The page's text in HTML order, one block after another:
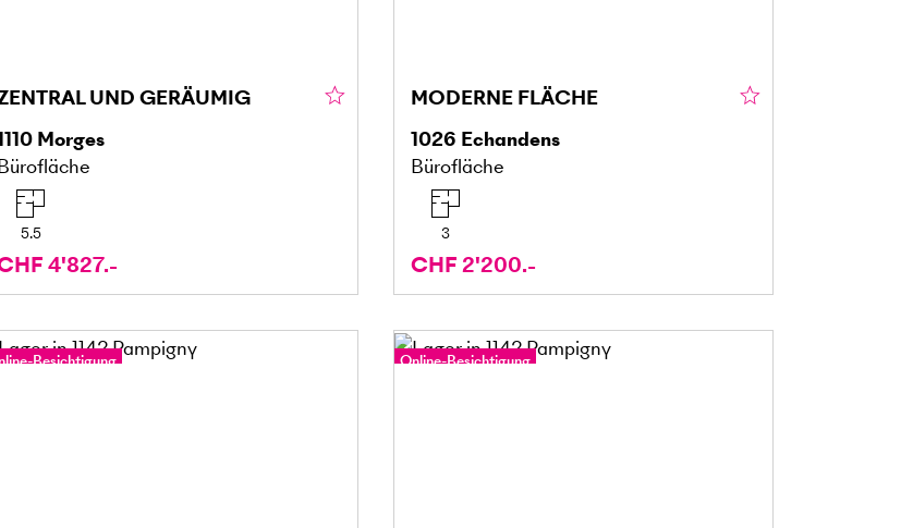
UND GERÄUMIG
Morges
5.5
4'827.-
MODERNE FLÄCHE
1026 Echandens
Bürofläche
3
CHF 2'200.-
Besichtigung Online-Besichtigung